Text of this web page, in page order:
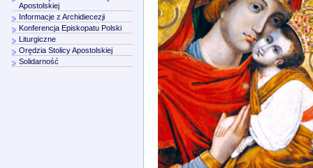
Apostolskiej
Informacje z Archidiecezji
Konferencja Episkopatu Polski
Liturgiczne
Orędzia Stolicy Apostolskiej
Solidarność